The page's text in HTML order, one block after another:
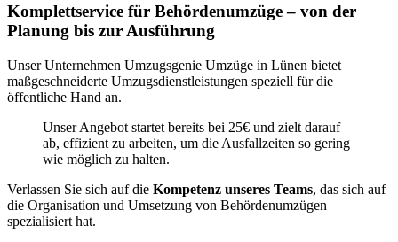
Komplettservice für Behördenumzüge – von der
Planung bis zur Ausführung
Unser Unternehmen Umzugsgenie Umzüge in Lünen bietet
maßgeschneiderte Umzugsdienstleistungen speziell für die
öffentliche Hand an.
Unser Angebot startet bereits bei 25€ und zielt darauf
ab, effizient zu arbeiten, um die Ausfallzeiten so gering
wie möglich zu halten.
Verlassen Sie sich auf die Kompetenz unseres Teams, das sich auf
die Organisation und Umsetzung von Behördenumzügen
spezialisiert hat.